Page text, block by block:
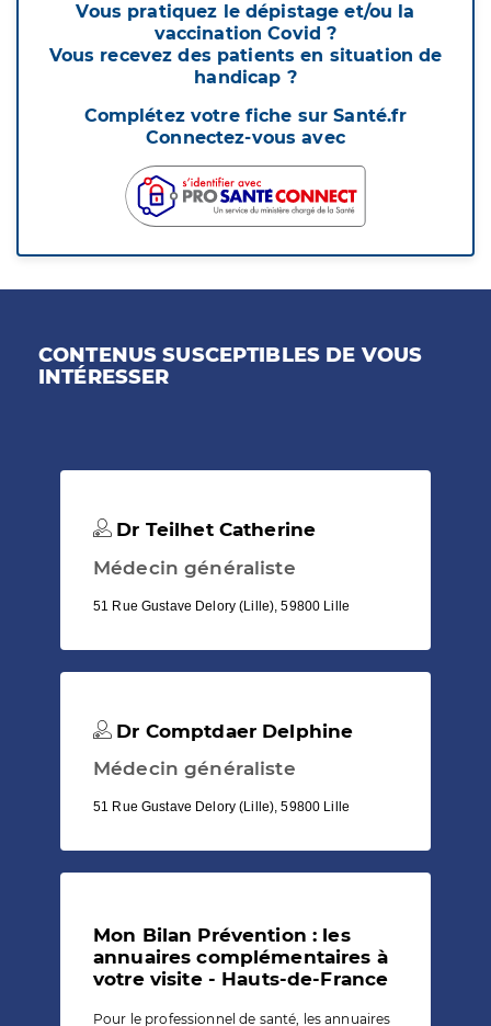
Vous pratiquez le dépistage et/ou la
vaccination Covid ?
Vous recevez des patients en situation de
handicap ?
Complétez votre fiche sur Santé.fr
Connectez-vous avec
CONTENUS SUSCEPTIBLES DE VOUS
INTÉRESSER
Dr Teilhet Catherine
Médecin généraliste
51 Rue Gustave Delory (Lille), 59800 Lille
Dr Comptdaer Delphine
Médecin généraliste
51 Rue Gustave Delory (Lille), 59800 Lille
Mon Bilan Prévention : les
annuaires complémentaires à
votre visite - Hauts-de-France
Pour le professionnel de santé, les annuaires